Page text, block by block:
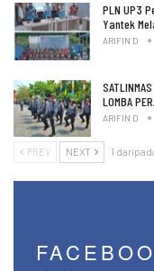
PLN UP3
Yantek
ARIFIN D
LOMBA
ARIFIN D
PREV NEXT 1